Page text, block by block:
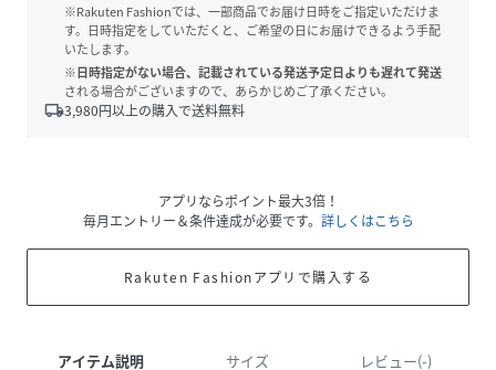
※Rakuten Fashionでは、一部商品でお届け日時をご指定いただけま
す。日時指定をしていただくと、ご希望の日にお届けできるよう手配
いたします。
※日時指定がない場合、記載されている発送予定日よりも遅れて発送
される場合がございますので、あらかじめご了承ください。
local_shipping3,980円以上の購入で送料無料
アプリならポイント最大3倍！
毎月エントリー＆条件達成が必要です。 詳しくはこちら
Rakuten Fashionアプリで購入する
アイテム説明 サイズ レビュー(-)